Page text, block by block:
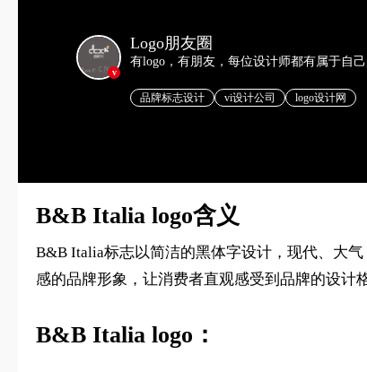
v
Logo朋友圈
有logo，有朋友，每位设计师都有属于自
品牌标志设计 vi设计公司 logo设计网
B&B Italia logo含义
B&B Italia标志以简洁的黑体字设计，现代、大
感的品牌形象，让消费者直观感受到品牌的设计
B&B Italia logo：